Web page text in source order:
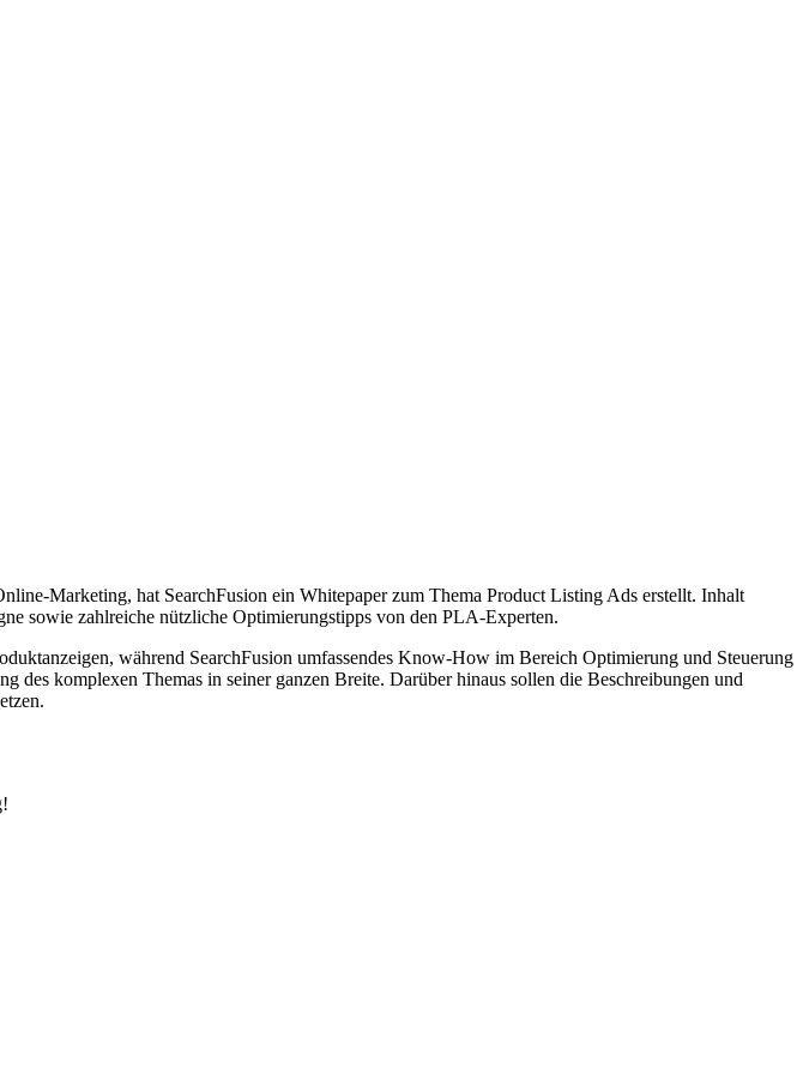
Marketing, hat SearchFusion ein Whitepaper zum Thema Product Listing Ads erstellt. Inhalt
sowie zahlreiche nützliche Optimierungstipps von den PLA-Experten.
während SearchFusion umfassendes Know-How im Bereich Optimierung und Steuerung
komplexen Themas in seiner ganzen Breite. Darüber hinaus sollen die Beschreibungen und